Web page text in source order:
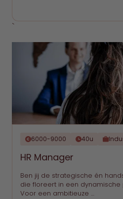
`
6000-9000 40u
HR Manager
Ben jij de strategische én
die floreert in een
Voor een ambitieuze …